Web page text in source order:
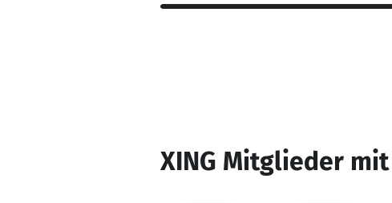
XING Mitglieder